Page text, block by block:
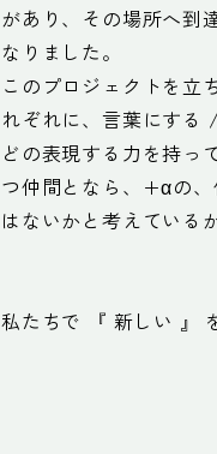
があり、その場所へ到
なりました。
このプロジェクトを立
れぞれに、言葉にす
どの表現する力を持っ
つ仲間となら、+αの
はないかと考えている
私たちで 『 新しい 』